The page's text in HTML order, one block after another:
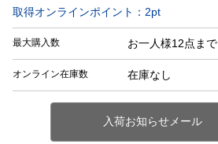
取得オンラインポイント： 2pt
最大購入数 お一人様12点まで
オンライン在庫数 在庫なし